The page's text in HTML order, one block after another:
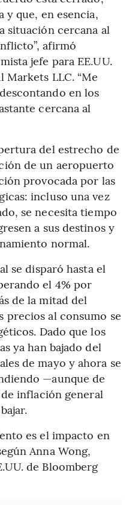
y que, en esencia,
situación cercana al
afirmó
jefe para EE.UU.
Markets LLC. “Me
en los
cercana al
del estrecho de
de un aeropuerto
provocada por las
incluso una vez
se necesita tiempo
a sus destinos y
normal.
se disparó hasta el
el 4% por
de la mitad del
precios al consumo se
Dado que los
ya han bajado del
de mayo y ahora se
—aunque de
inflación general
es el impacto en
Anna Wong,
de Bloomberg